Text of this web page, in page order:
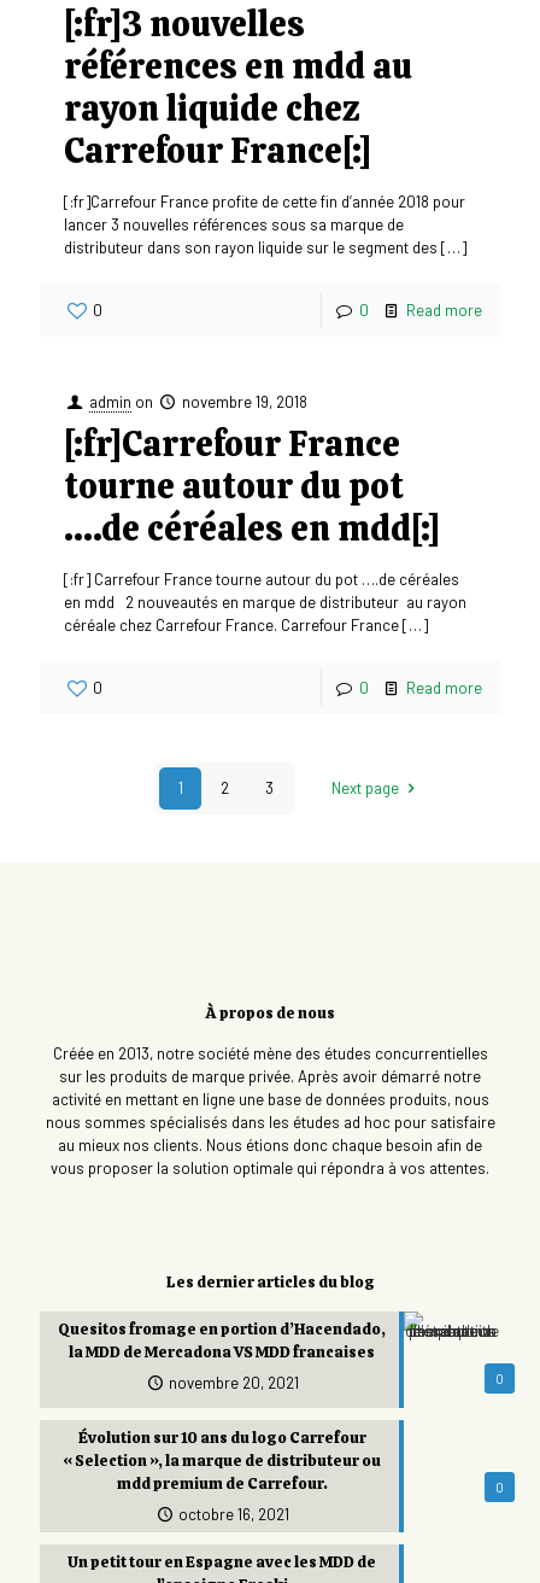
[:fr]3 nouvelles
références en mdd au
rayon liquide chez
Carrefour France[:]
[:fr]Carrefour France profite de cette fin d’année 2018 pour
lancer 3 nouvelles références sous sa marque de
distributeur dans son rayon liquide sur le segment des […]
0 0 Read more
admin on novembre 19, 2018
[:fr]Carrefour France
tourne autour du pot
….de céréales en mdd[:]
[:fr] Carrefour France tourne autour du pot ….de céréales
en mdd 2 nouveautés en marque de distributeur au rayon
céréale chez Carrefour France. Carrefour France[…]
0 0 Read more
1 2 3 Next page
À propos de nous
Créée en 2013, notre société mène des études concurrentielles
sur les produits de marque privée. Après avoir démarré notre
activité en mettant en ligne une base de données produits, nous
nous sommes spécialisés dans les études ad hoc pour satisfaire
au mieux nos clients. Nous étions donc chaque besoin afin de
vous proposer la solution optimale qui répondra à vos attentes.
Les dernier articles du blog
0
Quesitos fromage en portion d’Hacendado,
la MDD de Mercadona VS MDD francaises
novembre 20, 2021
0
Évolution sur 10 ans du logo Carrefour
« Selection », la marque de distributeur ou
mdd premium de Carrefour.
octobre 16, 2021
Un petit tour en Espagne avec les MDD de